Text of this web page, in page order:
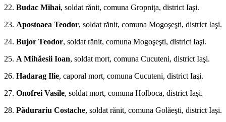
22. Budac Mihai, soldat rănit, comuna Gropniţa, district Iaşi.
23. Apostoaea Teodor, soldat rănit, comuna Mogoşeşti, district Iaşi.
24. Bujor Teodor, soldat rănit, comuna Mogoşeşti, district Iaşi.
25. A Mihăesii Ioan, soldat mort, comuna Cucuteni, district Iaşi.
26. Hadarag Ilie, caporal mort, comuna Cucu­teni, district Iaşi.
27. Onofrei Vasile, soldat mort, comuna Holboca, district Iaşi.
28. Pă­durariu Costache, soldat rănit, comuna Golăeşti, district Iaşi.